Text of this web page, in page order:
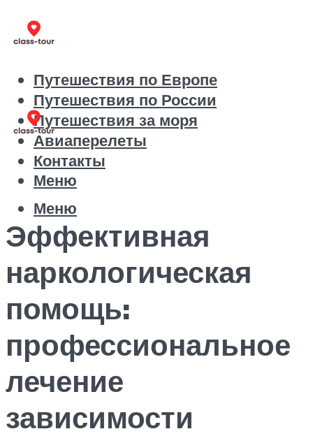
Путешествия по Европе
Путешествия по России
Путешествия за моря
Авиаперелеты
Контакты
Меню
Меню
Эффективная
наркологическая
помощь:
профессиональное
лечение
зависимости